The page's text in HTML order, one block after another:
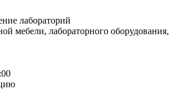
лабораторий
мебели, лабораторного оборудования,